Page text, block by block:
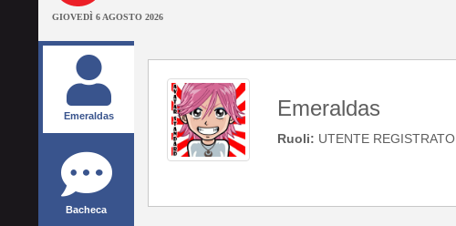
GIOVEDÌ 6 AGOSTO 2026
Emeraldas
Bacheca
Emeraldas
Ruoli: UTENTE REGISTRATO